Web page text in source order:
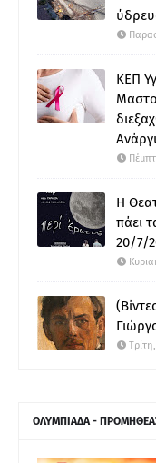
ΚΕΠ
Η
πάει
20/7/
ΟΛΥΜΠΙΑΔΑ -